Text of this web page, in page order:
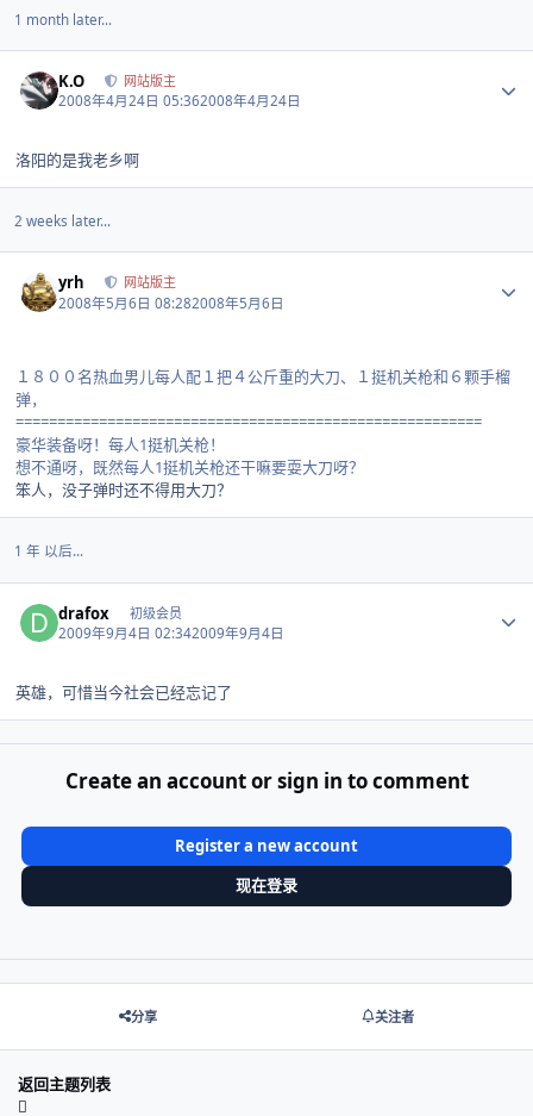
1 month later...
K.O 网站版主
2008年4月24日 05:362008年4月24日
洛阳的是我老乡啊
2 weeks later...
yrh 网站版主
2008年5月6日 08:282008年5月6日
１８００名热血男儿每人配１把４公斤重的大刀、１挺机关枪和６颗手榴
弹，
========================================================
豪华装备呀！每人1挺机关枪！
想不通呀，既然每人1挺机关枪还干嘛要耍大刀呀？
笨人，没子弹时还不得用大刀？
1 年 以后...
drafox 初级会员
2009年9月4日 02:342009年9月4日
英雄，可惜当今社会已经忘记了
Create an account or sign in to comment
Register a new account
现在登录
分享 关注者
返回主题列表